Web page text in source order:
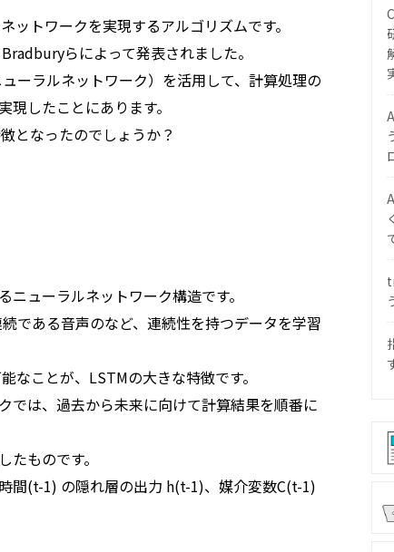
ットワークを実現するアルゴリズムです。
らによって発表されました。
ーラルネットワーク）を活用して、計算処理の
したことにあります。
となったのでしょうか？
ューラルネットワーク構造です。
である音声のなど、連続性を持つデータを学習
なことが、LSTMの大きな特徴です。
では、過去から未来に向けて計算結果を順番に
ものです。
間(t-1) の隠れ層の出力 h(t-1)、媒介変数C(t-1)